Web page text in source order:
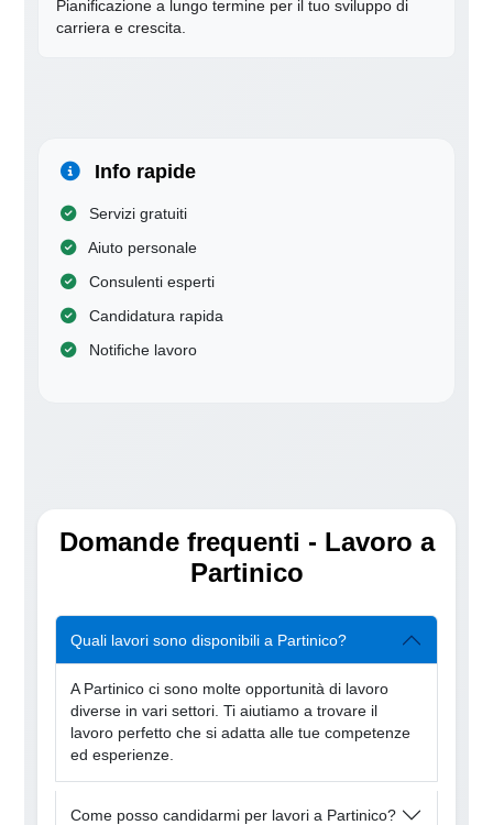
Pianificazione a lungo termine per il tuo sviluppo di
carriera e crescita.
Info rapide
Servizi gratuiti
Aiuto personale
Consulenti esperti
Candidatura rapida
Notifiche lavoro
Domande frequenti - Lavoro a
Partinico
Quali lavori sono disponibili a Partinico?
A Partinico ci sono molte opportunità di lavoro
diverse in vari settori. Ti aiutiamo a trovare il
lavoro perfetto che si adatta alle tue competenze
ed esperienze.
Come posso candidarmi per lavori a Partinico?